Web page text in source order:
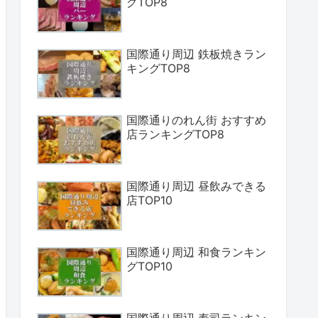
国際通り周辺 鉄板焼きラン
キングTOP8
国際通りのれん街 おすすめ
店ランキングTOP8
国際通り周辺 昼飲みできる
店TOP10
国際通り周辺 和食ランキン
グTOP10